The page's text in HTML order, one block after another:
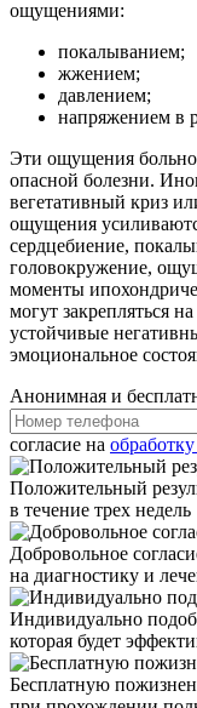
ощущениями:
покалыванием;
жжением;
давлением;
напряжением в
Эти ощущения
опасной болезни.
вегетативный криз
ощущения
сердцебиение,
головокружение,
моменты
могут закрепляться
устойчивые
эмоциональное
Анонимная и
согласие на
Положительный
в течение трех недель
Добровольное
на диагностику и
Индивидуально
которая будет
Бесплатную